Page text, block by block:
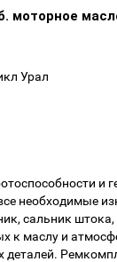
моторное
Урал
и
необходимые
сальник
к маслу и
деталей.